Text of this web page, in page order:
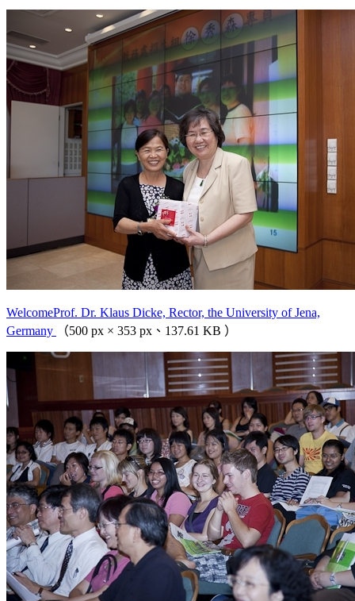
WelcomeProf. Dr. Klaus Dicke, Rector, the University of Jena,
Germany
（500 px × 353 px、137.61 KB ）